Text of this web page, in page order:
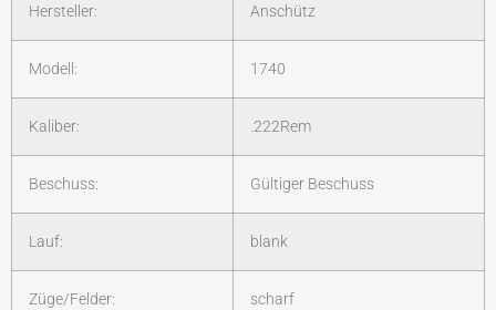
Hersteller: Anschütz
Modell: 1740
Kaliber: .222Rem
Beschuss: Gültiger Beschuss
Lauf: blank
Züge/Felder: scharf